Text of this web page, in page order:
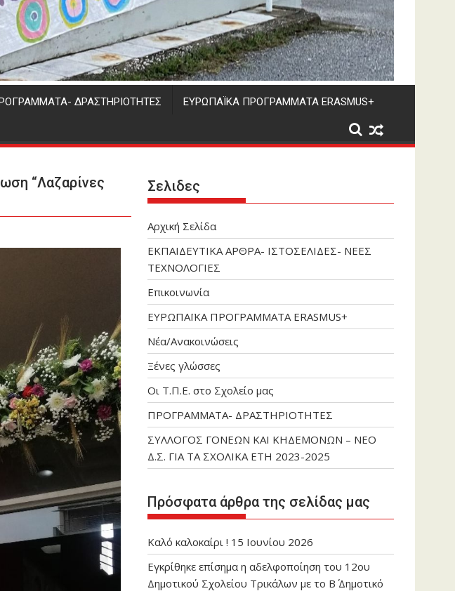
ΔΡΑΣΤΗΡΙΟΤΗΤΕΣ ΕΥΡΩΠΑΪΚΑ ΠΡΟΓΡΑΜΜΑΤΑ ERASMUS+
“Λαζαρίνες
Σελιδες
Αρχική Σελίδα
ΕΚΠΑΙΔΕΥΤΙΚΑ ΑΡΘΡΑ- ΙΣΤΟΣΕΛΙΔΕΣ- ΝΕΕΣ
ΤΕΧΝΟΛΟΓΙΕΣ
Επικοινωνία
ΕΥΡΩΠΑΪΚΑ ΠΡΟΓΡΑΜΜΑΤΑ ERASMUS+
Νέα/Ανακοινώσεις
Ξένες γλώσσες
Οι Τ.Π.Ε. στο Σχολείο μας
ΠΡΟΓΡΑΜΜΑΤΑ- ΔΡΑΣΤΗΡΙΟΤΗΤΕΣ
ΣΥΛΛΟΓΟΣ ΓΟΝΕΩΝ ΚΑΙ ΚΗΔΕΜΟΝΩΝ – ΝΕΟ
Δ.Σ. ΓΙΑ ΤΑ ΣΧΟΛΙΚΑ ΕΤΗ 2023-2025
Πρόσφατα άρθρα της σελίδας μας
Καλό καλοκαίρι ! 15 Ιουνίου 2026
Εγκρίθηκε επίσημα η αδελφοποίηση του 12ου
Δημοτικού Σχολείου Τρικάλων με το Β΄ Δημοτικό